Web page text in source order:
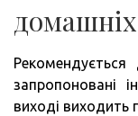
запропоновані
виході виходить